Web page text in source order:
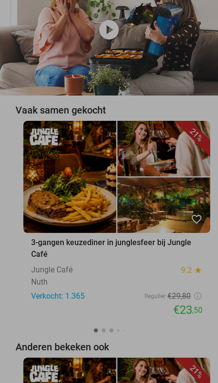
play_circle
Vaak samen gekocht
21%
favorite_border
3-gangen keuzediner in junglesfeer bij Jungle
Café
Jungle Café
9.2 star
Nuth
Verkocht: 1.365
Regulier €29,80
€23,50
Anderen bekeken ook
21%